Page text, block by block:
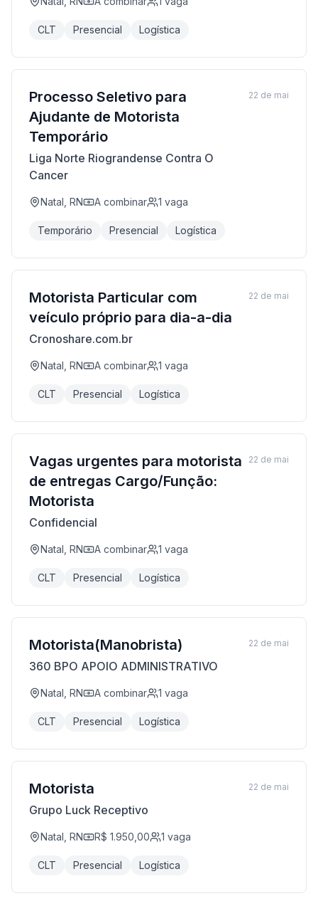
CLT Presencial Logística
Processo Seletivo para
Ajudante de Motorista
Temporário
Liga Norte Riograndense Contra O
Cancer
Natal, RN A combinar 1 vaga
Temporário Presencial Logística
22 de mai
Motorista Particular com
veículo próprio para dia-a-dia
Cronoshare.com.br
Natal, RN A combinar 1 vaga
CLT Presencial Logística
22 de mai
Vagas urgentes para motorista
de entregas Cargo/Função:
Motorista
Confidencial
Natal, RN A combinar 1 vaga
CLT Presencial Logística
22 de mai
Motorista(Manobrista)
360 BPO APOIO ADMINISTRATIVO
Natal, RN A combinar 1 vaga
CLT Presencial Logística
22 de mai
Motorista
Grupo Luck Receptivo
Natal, RN R$ 1.950,00 1 vaga
CLT Presencial Logística
22 de mai